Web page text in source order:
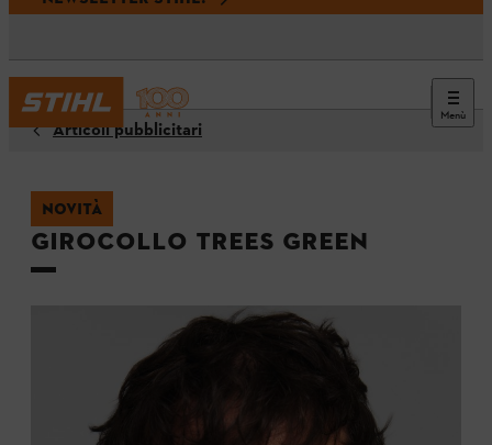
Menù
Articoli pubblicitari
NOVITÀ
Girocollo TREES GREEN